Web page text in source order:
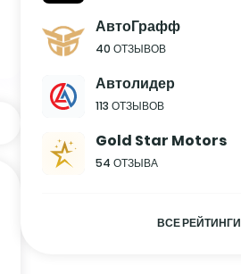
АвтоГрафф
40 ОТЗЫВОВ
Автолидер
113 ОТЗЫВОВ
Gold Star Motors
54 ОТЗЫВА
ВСЕ РЕЙТИНГИ